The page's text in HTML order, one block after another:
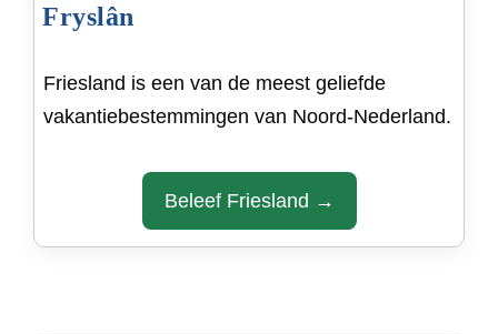
Fryslân
Friesland is een van de meest geliefde
vakantiebestemmingen van Noord-Nederland.
Beleef Friesland →